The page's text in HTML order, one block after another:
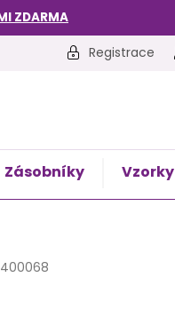
ZDARMA
Registrace
Zásobníky Vzorky
400068